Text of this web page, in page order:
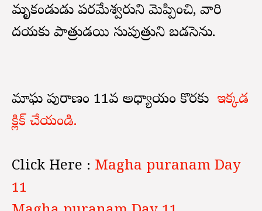
మృకండుడు పరమేశ్వరుని మెప్పించి, వారి
దయకు పాత్రుడయి సుపుత్రుని బడసెను.
మాఘ పురాణం 11వ అధ్యాయం కొరకు ఇక్కడ
క్లిక్ చేయండి.
Click Here : Magha puranam Day
11